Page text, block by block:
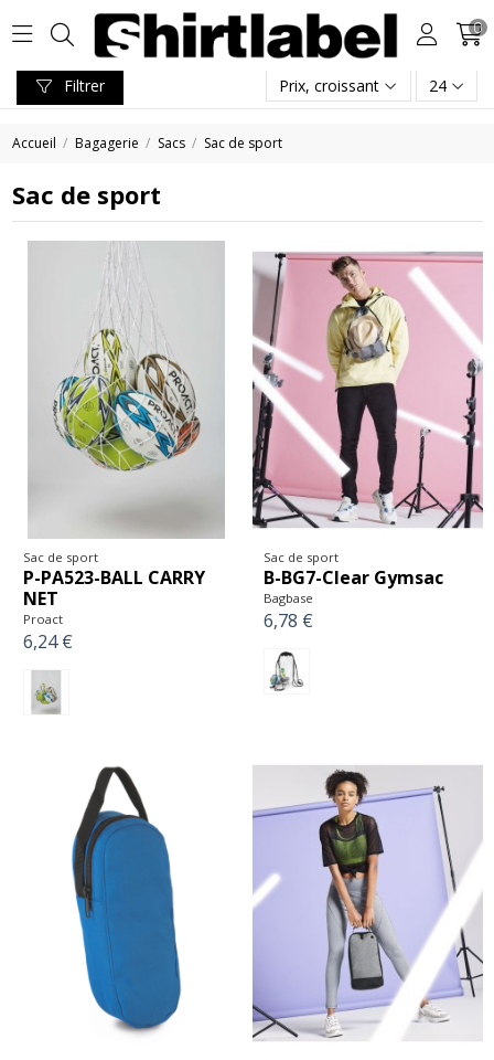
0
Accueil Bagagerie Sacs Sac de sport
Sac de sport
Filtrer Prix, croissant 24
Sac de sport
P-PA523-BALL CARRY
NET
Proact
6,24 €
Sac de sport
B-BG7-Clear Gymsac
Bagbase
6,78 €